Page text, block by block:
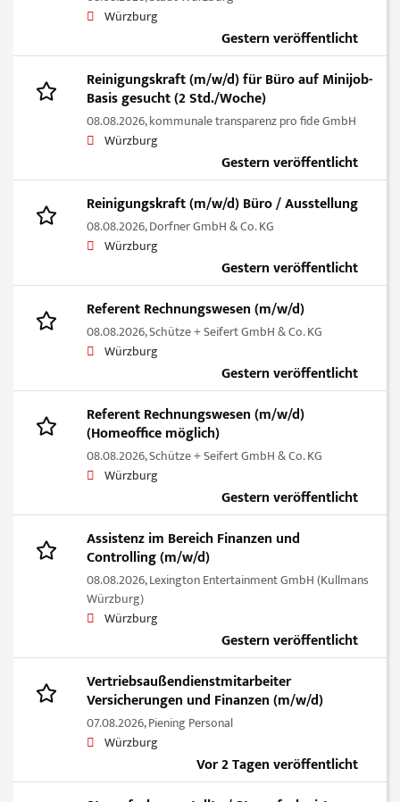
Würzburg
Gestern veröffentlicht
Reinigungskraft (m/w/d) für Büro auf Minijob-
Basis gesucht (2 Std./Woche)
08.08.2026,kommunale transparenz pro fide GmbH
Würzburg
Gestern veröffentlicht
Reinigungskraft (m/w/d) Büro / Ausstellung
08.08.2026,Dorfner GmbH & Co. KG
Würzburg
Gestern veröffentlicht
Referent Rechnungswesen (m/w/d)
08.08.2026,Schütze + Seifert GmbH & Co. KG
Würzburg
Gestern veröffentlicht
Referent Rechnungswesen (m/w/d)
(Homeoffice möglich)
08.08.2026,Schütze + Seifert GmbH & Co. KG
Würzburg
Gestern veröffentlicht
Assistenz im Bereich Finanzen und
Controlling (m/w/d)
08.08.2026,Lexington Entertainment GmbH (Kullmans
Würzburg)
Würzburg
Gestern veröffentlicht
Vertriebsaußendienstmitarbeiter
Versicherungen und Finanzen (m/w/d)
07.08.2026,Piening Personal
Würzburg
Vor 2 Tagen veröffentlicht